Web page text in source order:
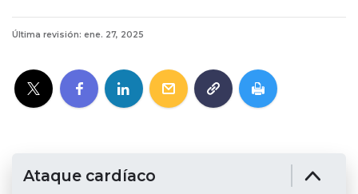
Última revisión: ene. 27, 2025
Ataque cardíaco